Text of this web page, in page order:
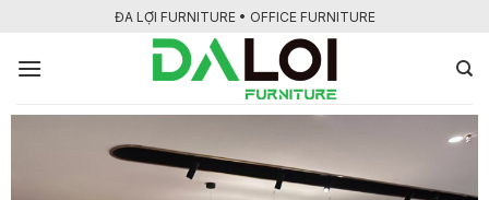
nội
ĐA LỢI FURNITURE • OFFICE FURNITURE